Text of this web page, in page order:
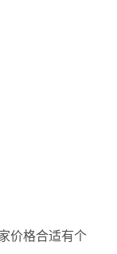
价格合适有个